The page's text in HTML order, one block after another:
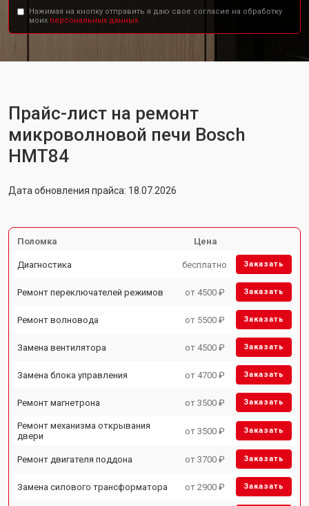
Нажимая на кнопку отправить я даю свое согласие на обработку
моих персональных данных.
Прайс-лист на ремонт
микроволновой печи Bosch
HMT84
Дата обновления прайса: 18.07.2026
Поломка Цена
Диагностика бесплатно Заказать
Ремонт переключателей режимов от 4500 ₽ Заказать
Ремонт волновода от 5500 ₽ Заказать
Замена вентилятора от 4500 ₽ Заказать
Замена блока управления от 4700 ₽ Заказать
Ремонт магнетрона от 3500 ₽ Заказать
Ремонт механизма открывания
двери
от 3500 ₽ Заказать
Ремонт двигателя поддона от 3700 ₽ Заказать
Замена силового трансформатора от 2900 ₽ Заказать